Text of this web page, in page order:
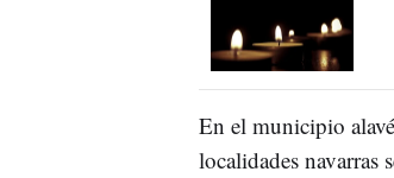
En el municipio
localidades navarras